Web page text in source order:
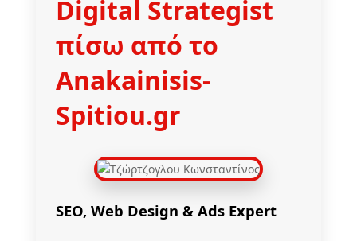
Digital Strategist
πίσω από το
Anakainisis-
Spitiou.gr
SEO, Web Design & Ads Expert